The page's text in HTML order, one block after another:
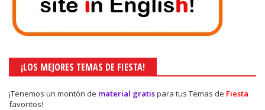
¡LOS MEJORES TEMAS DE FIESTA!
¡Tenemos un montón de material gratispara tus Temas de Fiesta
favoritos!